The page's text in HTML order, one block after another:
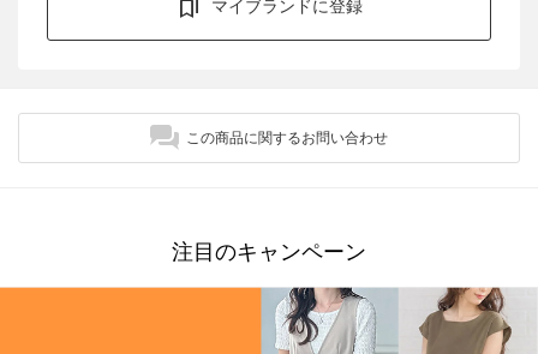
マイブランドに登録
この商品に関するお問い合わせ
注目のキャンペーン